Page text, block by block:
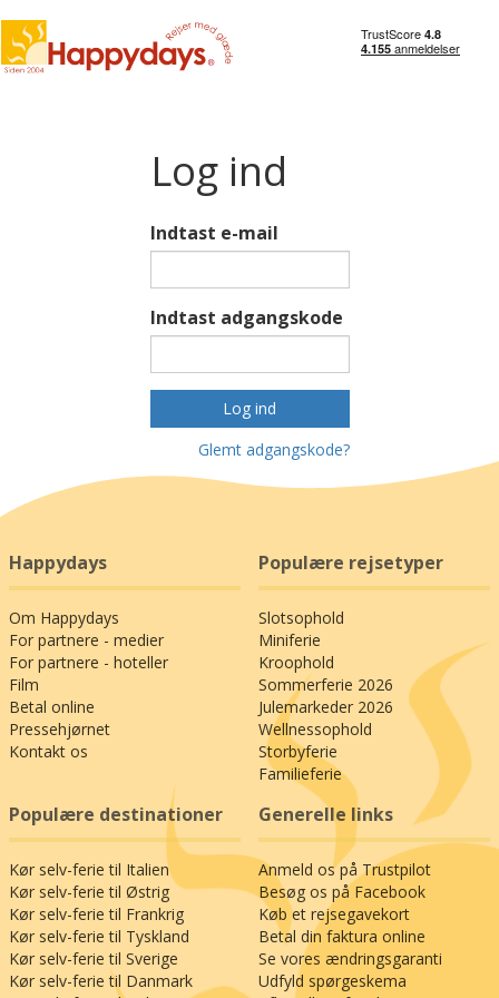
Log ind
Indtast e-mail
Indtast adgangskode
Log ind
Glemt adgangskode?
Happydays
Om Happydays
For partnere - medier
For partnere - hoteller
Film
Betal online
Pressehjørnet
Kontakt os
Populære rejsetyper
Slotsophold
Miniferie
Kroophold
Sommerferie 2026
Julemarkeder 2026
Wellnessophold
Storbyferie
Familieferie
Populære destinationer
Kør selv-ferie til Italien
Kør selv-ferie til Østrig
Kør selv-ferie til Frankrig
Kør selv-ferie til Tyskland
Kør selv-ferie til Sverige
Kør selv-ferie til Danmark
Generelle links
Anmeld os på Trustpilot
Besøg os på Facebook
Køb et rejsegavekort
Betal din faktura online
Se vores ændringsgaranti
Udfyld spørgeskema